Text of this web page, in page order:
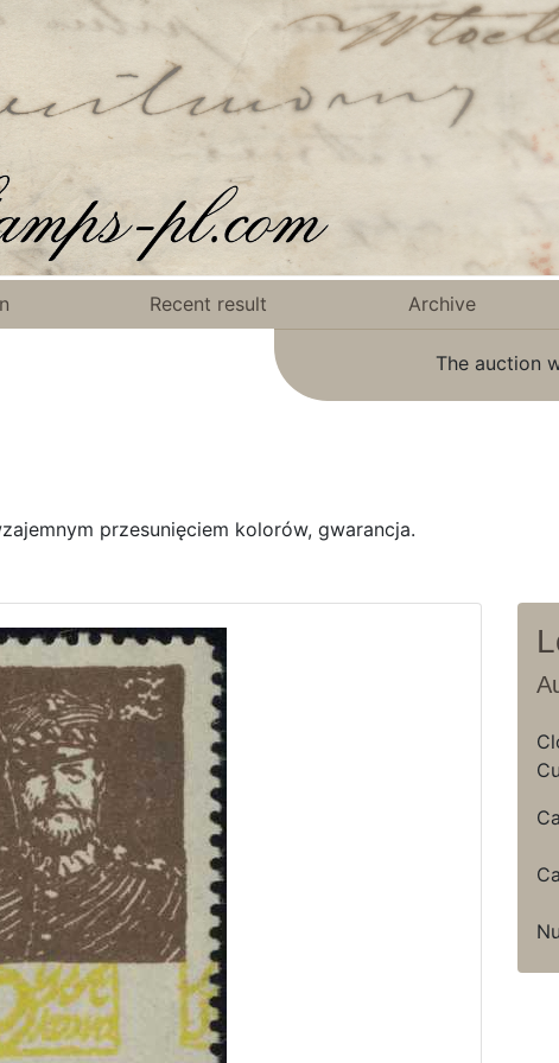
Recent result Archive
The auction
przesunięciem kolorów, gwarancja.